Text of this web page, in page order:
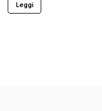
Leggi